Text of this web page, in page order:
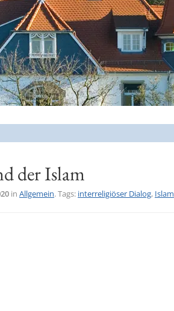
der Islam
in Allgemein. Tags: interreligiöser Dialog, Islam